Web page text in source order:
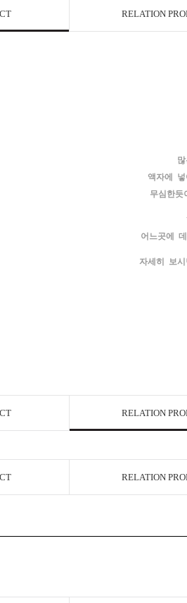
RELATION
액자에
무심한듯
어느곳에
자세히 보
RELATION
RELATION